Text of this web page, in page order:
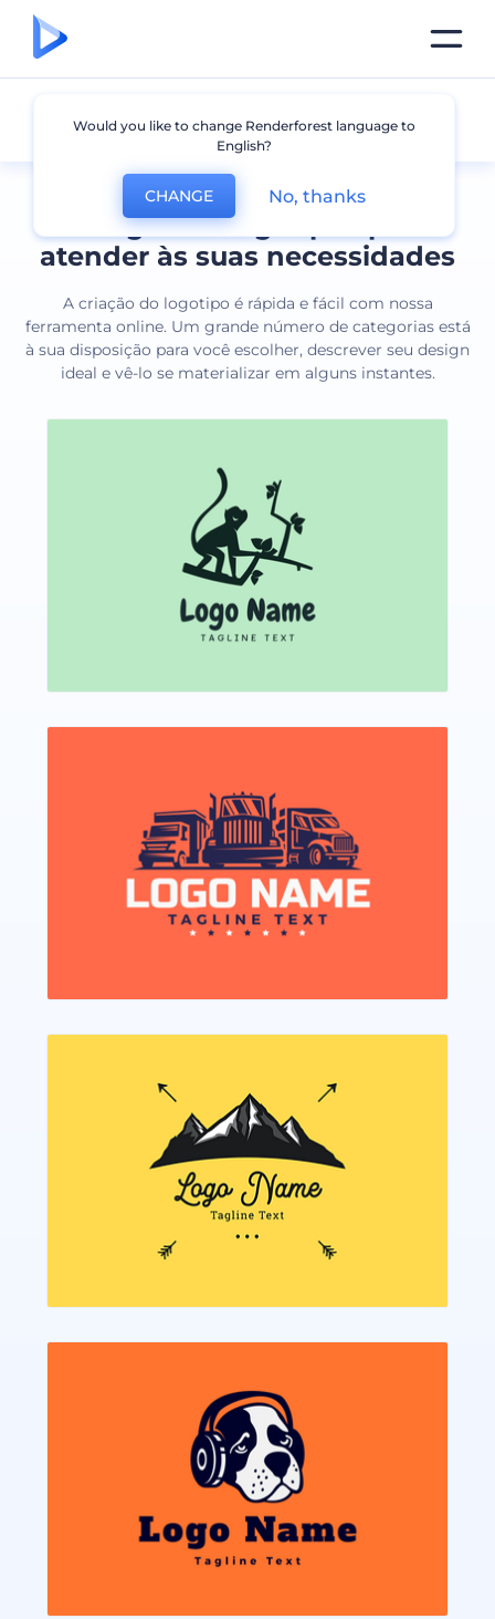
Designs de logotipos para
atender às suas necessidades
A criação do logotipo é rápida e fácil com nossa
ferramenta online. Um grande número de categorias está
à sua disposição para você escolher, descrever seu design
ideal e vê-lo se materializar em alguns instantes.
Todos os logotipos
Would you like to change Renderforest language to
English?
CHANGE No, thanks